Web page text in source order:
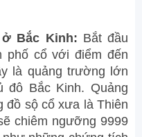
Bắc Kinh: Bắt đầu
phố cổ với điểm đến
là quảng trường lớn
đô Bắc Kinh. Quảng
sộ cổ xưa là Thiên
chiêm ngưỡng 9999